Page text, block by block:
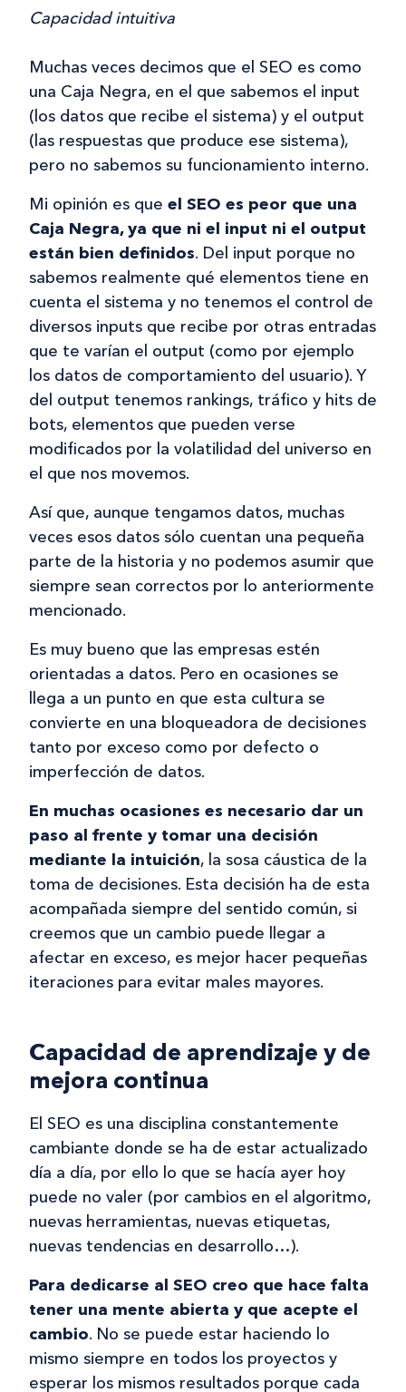
Capacidad intuitiva
Muchas veces decimos que el SEO es como
una Caja Negra, en el que sabemos el input
(los datos que recibe el sistema) y el output
(las respuestas que produce ese sistema),
pero no sabemos su funcionamiento interno.
Mi opinión es que el SEO es peor que una
Caja Negra, ya que ni el input ni el output
están bien definidos. Del input porque no
sabemos realmente qué elementos tiene en
cuenta el sistema y no tenemos el control de
diversos inputs que recibe por otras entradas
que te varían el output (como por ejemplo
los datos de comportamiento del usuario). Y
del output tenemos rankings, tráfico y hits de
bots, elementos que pueden verse
modificados por la volatilidad del universo en
el que nos movemos.
Así que, aunque tengamos datos, muchas
veces esos datos sólo cuentan una pequeña
parte de la historia y no podemos asumir que
siempre sean correctos por lo anteriormente
mencionado.
Es muy bueno que las empresas estén
orientadas a datos. Pero en ocasiones se
llega a un punto en que esta cultura se
convierte en una bloqueadora de decisiones
tanto por exceso como por defecto o
imperfección de datos.
En muchas ocasiones es necesario dar un
paso al frente y tomar una decisión
mediante la intuición, la sosa cáustica de la
toma de decisiones. Esta decisión ha de esta
acompañada siempre del sentido común, si
creemos que un cambio puede llegar a
afectar en exceso, es mejor hacer pequeñas
iteraciones para evitar males mayores.
Capacidad de aprendizaje y de
mejora continua
El SEO es una disciplina constantemente
cambiante donde se ha de estar actualizado
día a día, por ello lo que se hacía ayer hoy
puede no valer (por cambios en el algoritmo,
nuevas herramientas, nuevas etiquetas,
nuevas tendencias en desarrollo…).
Para dedicarse al SEO creo que hace falta
tener una mente abierta y que acepte el
cambio. No se puede estar haciendo lo
mismo siempre en todos los proyectos y
esperar los mismos resultados porque cada